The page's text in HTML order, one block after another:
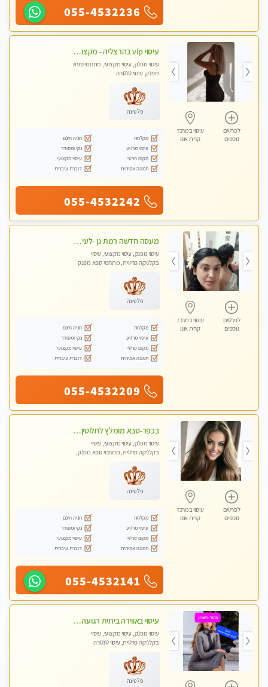
055-4532236
לפרטים
נוספים
עיסוי במרכז
קרית אונו
עיסוי vip בהרצליה - מקצועי ומפנק ומיוחד highly recommended..new in the city
עיסוי מפנק, עיסוי מקצועי, מתחמי ספא
מפנק, עיסוי טנטרה
פלטינה
מקלחת
חניה חינם
עיסוי מרגיע
נקי ומסודר
מקום פרטי
עיסוי מקצועי
תמונה אמיתית
דוברת עיברית
055-4532242
לפרטים
נוספים
עיסוי במרכז
קרית אונו
מעסה חדשה רמת גן -לעיסוי מיוחד ואיכותי מקום פרטי ואינטימי ושקט מומלץ לחלוטין!!
עיסוי מפנק, עיסוי מקצועי, עיסוי
בקלניקה פרטית, מתחמי ספא מפנק
פלטינה
מקלחת
חניה חינם
עיסוי מרגיע
נקי ומסודר
מקום פרטי
עיסוי מקצועי
תמונה אמיתית
דוברת עיברית
055-4532209
לפרטים
נוספים
עיסוי במרכז
קרית אונו
בכפר-סבא מומלץ לחלוטין!!!! מעסה מקצועית לעיסוי ברמה גבוהה VIP תתקשר .....
עיסוי מפנק, עיסוי מקצועי, עיסוי
בקלניקה פרטית, מתחמי ספא מפנק,
פלטינה
מקלחת
חניה חינם
עיסוי מרגיע
נקי ומסודר
מקום פרטי
עיסוי מקצועי
תמונה אמיתית
דוברת עיברית
055-4532141
עיסוי באווירה ביתית רגועה בהוד- השרון
עיסוי מפנק, עיסוי מקצועי, עיסוי
בקלניקה פרטית, עיסוי טנטרה
פלטינה